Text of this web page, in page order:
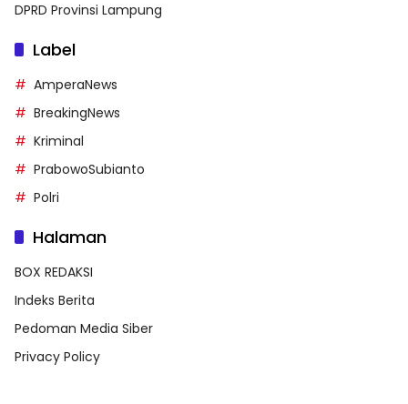
DPRD Provinsi Lampung
Label
AmperaNews
BreakingNews
Kriminal
PrabowoSubianto
Polri
Halaman
BOX REDAKSI
Indeks Berita
Pedoman Media Siber
Privacy Policy